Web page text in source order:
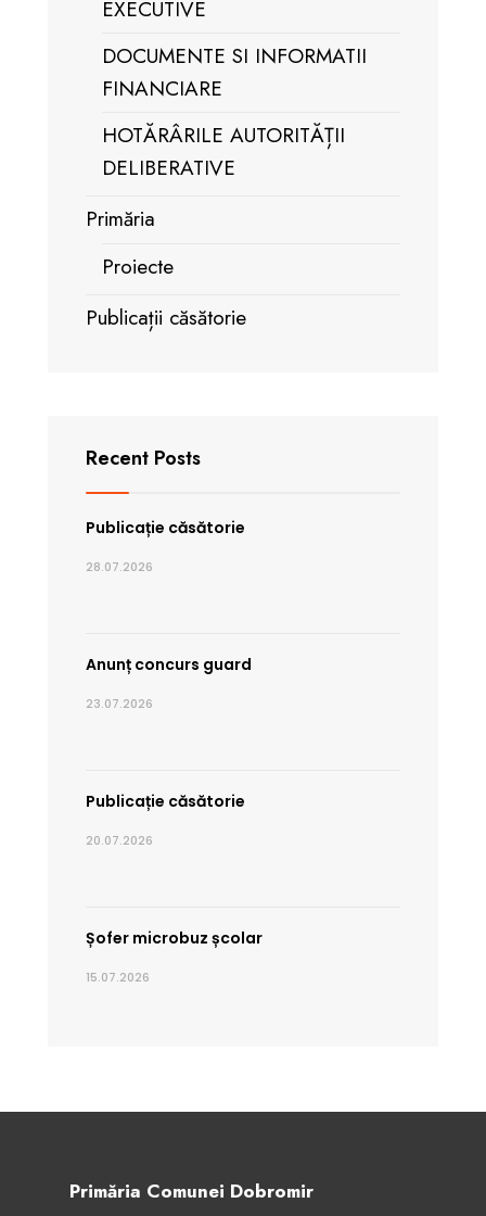
EXECUTIVE
DOCUMENTE SI INFORMATII
FINANCIARE
HOTĂRÂRILE AUTORITĂȚII
DELIBERATIVE
Primăria
Proiecte
Publicații căsătorie
Recent Posts
Publicație căsătorie
28.07.2026
Anunț concurs guard
23.07.2026
Publicație căsătorie
20.07.2026
Șofer microbuz școlar
15.07.2026
Primăria Comunei Dobromir